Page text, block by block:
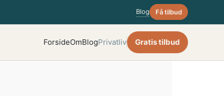
Blog Få tilbud
ForsideOmBlogPrivatliv Gratis tilbud